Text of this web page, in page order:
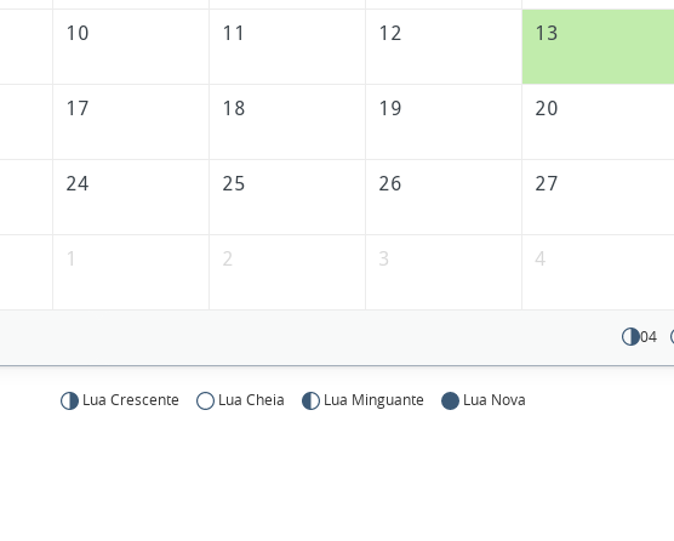
10 11 12 13
17 18 19 20
24 25 26 27
1 2 3 4
04
Lua Crescente Lua Cheia Lua Minguante Lua Nova